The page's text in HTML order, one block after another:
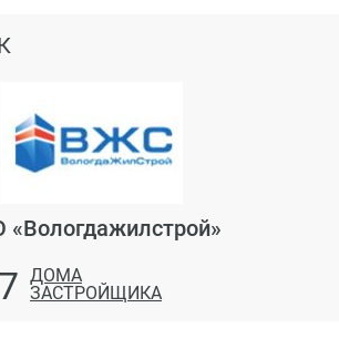
«Вологдажилстрой»
7 ДОМА
ЗАСТРОЙЩИКА